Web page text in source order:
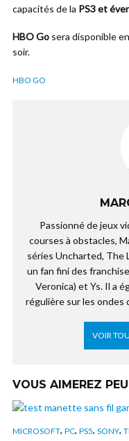
capacités de la PS3 et
HBO Go sera disponible
soir.
HBO GO
Passionné de jeux
courses à obstacles,
séries Uncharted, The
un fan fini des
Veronica) et Ys. Il a
régulière sur les ondes
VOIR
VOUS AIMEREZ
MICROSOFT, PC, PS5, SONY,